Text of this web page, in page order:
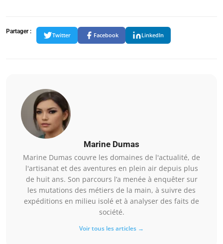
Partager :
Twitter Facebook LinkedIn
Marine Dumas
Marine Dumas couvre les domaines de l'actualité, de
l'artisanat et des aventures en plein air depuis plus
de huit ans. Son parcours l’a menée à enquêter sur
les mutations des métiers de la main, à suivre des
expéditions en milieu isolé et à analyser des faits de
société.
Voir tous les articles →